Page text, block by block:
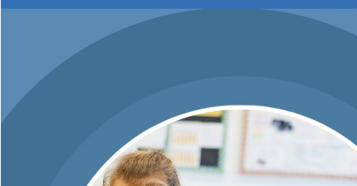
wymiany źródła ciepła z dofinansowaniem z programu „Ciepłe
Rekomendujemy wybór pomp ciepła z funkcjonującej tzw. listy
ZUM (listy zielonych urządzeń i materiałów) - dostępnej online
pod adresem
Zwracamy uwagę, że wybór firmy sprzedającej urządzenie jak
i wykonującej jego montaż należy do Beneficjentów
końcowych. To oni płacą za zakup i montaż nowego źródła
ciepła w tym np. pompy ciepła - i refinansują zrealizowane